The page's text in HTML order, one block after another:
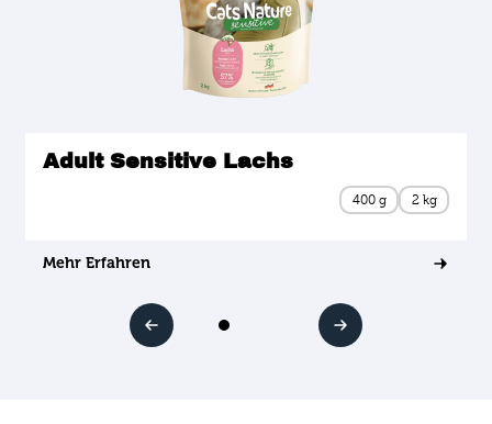
Adult Sensitive Lachs
400 g 2 kg
Mehr Erfahren